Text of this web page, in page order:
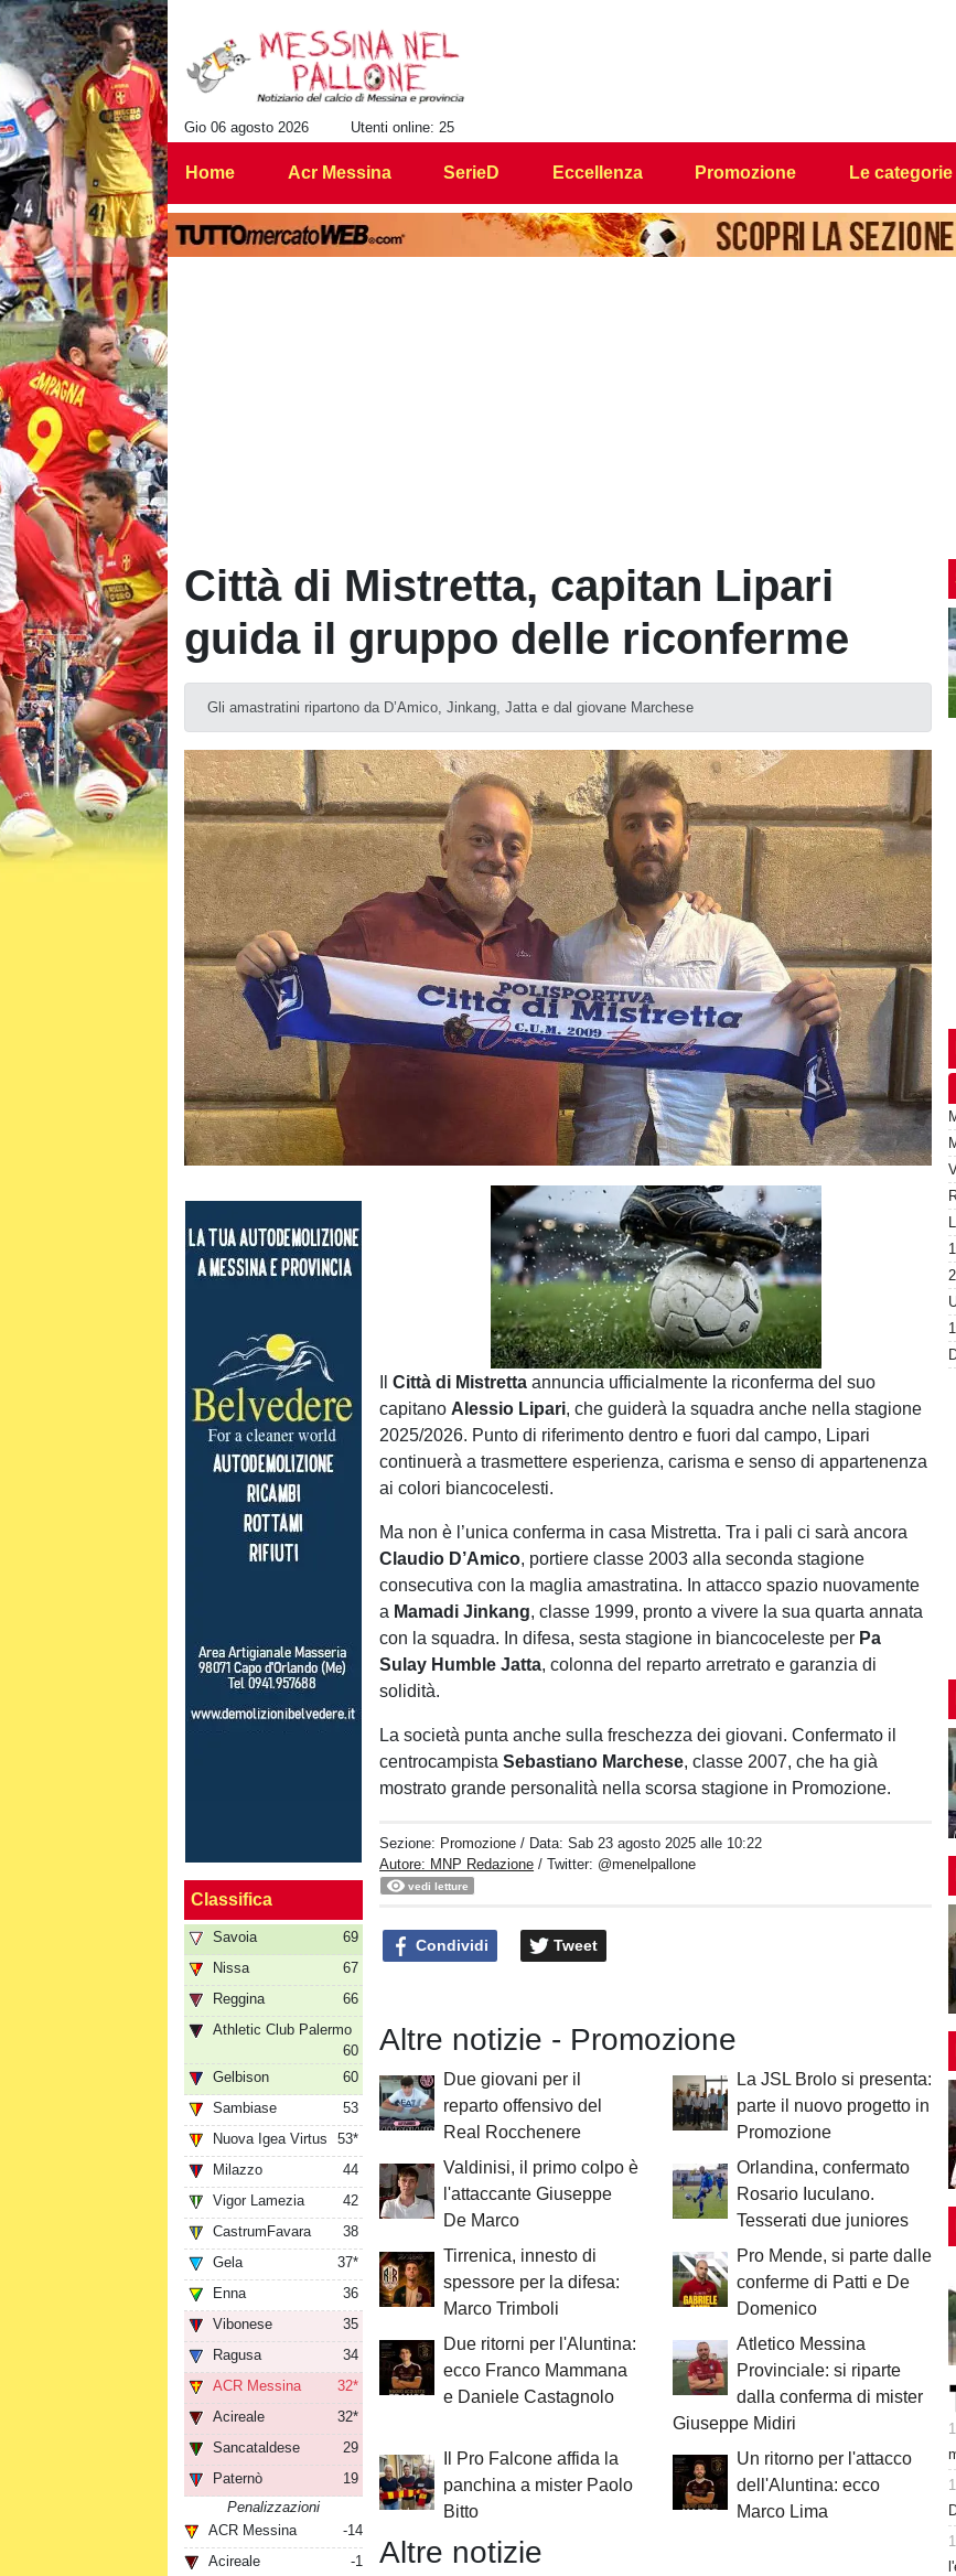
Gio 06 agosto 2026 Utenti online: 25
Home Acr Messina SerieD Eccellenza Promozione Le categorie
Città di Mistretta, capitan Lipari
guida il gruppo delle riconferme
Gli amastratini ripartono da D’Amico, Jinkang, Jatta e dal giovane Marchese
Classifica
Savoia
69
Nissa
67
Reggina
66
Athletic Club Palermo
60
Gelbison
60
Sambiase
53
Nuova Igea Virtus
53*
Milazzo
44
Vigor Lamezia
42
CastrumFavara
38
Gela
37*
Enna
36
Vibonese
35
Ragusa
34
ACR Messina
32*
Acireale
32*
Sancataldese
29
Paternò
19
Penalizzazioni
ACR Messina
-14
Acireale
-1
Unmute
Loaded:
100.00%
IlCittà di Mistretta annuncia ufficialmente la riconferma del suo
capitano Alessio Lipari, che guiderà la squadra anche nella stagione
2025/2026. Punto di riferimento dentro e fuori dal campo, Lipari
continuerà a trasmettere esperienza, carisma e senso di appartenenza
ai colori biancocelesti.
Ma non è l’unica conferma in casa Mistretta. Tra i pali ci sarà ancora
Claudio D’Amico, portiere classe 2003 alla seconda stagione
consecutiva con la maglia amastratina. In attacco spazio nuovamente
a Mamadi Jinkang, classe 1999, pronto a vivere la sua quarta annata
con la squadra. In difesa, sesta stagione in biancoceleste per Pa
Sulay Humble Jatta, colonna del reparto arretrato e garanzia di
solidità.
La società punta anche sulla freschezza dei giovani. Confermato il
centrocampistaSebastiano Marchese, classe 2007, che ha già
mostrato grande personalità nella scorsa stagione in Promozione.
Sezione: Promozione / Data:Sab 23 agosto 2025 alle 10:22
Autore: MNP Redazione / Twitter: @menelpallone
vedi letture
Condividi Tweet
Altre notizie - Promozione
Due giovani per il
reparto offensivo del
Real Rocchenere
La JSL Brolo si presenta:
parte il nuovo progetto in
Promozione
Valdinisi, il primo colpo è
l'attaccante Giuseppe
De Marco
Orlandina, confermato
Rosario Iuculano.
Tesserati due juniores
Tirrenica, innesto di
spessore per la difesa:
Marco Trimboli
Pro Mende, si parte dalle
conferme di Patti e De
Domenico
Due ritorni per l'Aluntina:
ecco Franco Mammana
e Daniele Castagnolo
Atletico Messina
Provinciale: si riparte
dalla conferma di mister
Giuseppe Midiri
Il Pro Falcone affida la
panchina a mister Paolo
Bitto
Un ritorno per l'attacco
dell'Aluntina: ecco
Marco Lima
Altre notizie